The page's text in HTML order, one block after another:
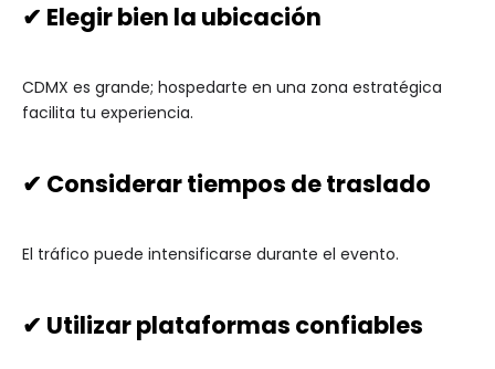
✔ Elegir bien la ubicación
CDMX es grande; hospedarte en una zona estratégica
facilita tu experiencia.
✔ Considerar tiempos de traslado
El tráfico puede intensificarse durante el evento.
✔ Utilizar plataformas confiables